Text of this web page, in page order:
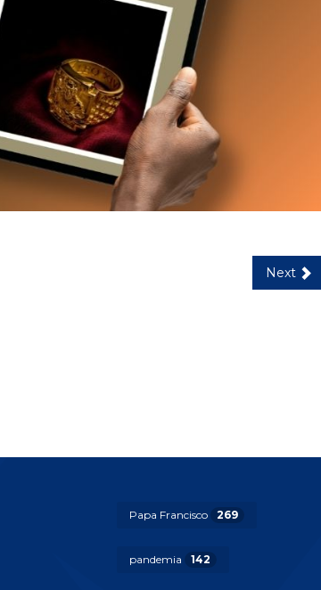
Next
Papa Francisco 269
pandemia 142